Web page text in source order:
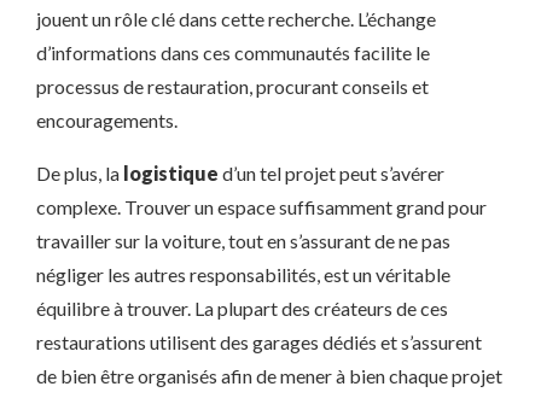
jouent un rôle clé dans cette recherche. L’échange
d’informations dans ces communautés facilite le
processus de restauration, procurant conseils et
encouragements.
De plus, la logistique d’un tel projet peut s’avérer
complexe. Trouver un espace suffisamment grand pour
travailler sur la voiture, tout en s’assurant de ne pas
négliger les autres responsabilités, est un véritable
équilibre à trouver. La plupart des créateurs de ces
restaurations utilisent des garages dédiés et s’assurent
de bien être organisés afin de mener à bien chaque projet